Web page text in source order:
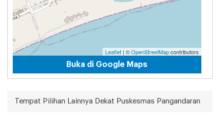
Leaflet| ©OpenStreetMapcontributors
Buka di Google Maps
Tempat Pilihan Lainnya Dekat Puskesmas Pangandaran